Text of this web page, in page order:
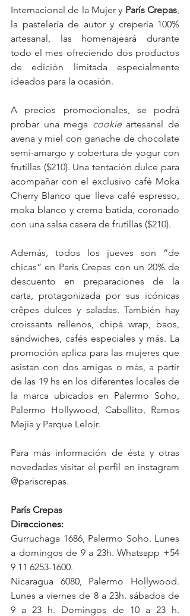
Internacional de la Mujer y París Crepas,
la pastelería de autor y crepería 100%
artesanal, las homenajeará durante
todo el mes ofreciendo dos productos
de edición limitada especialmente
ideados para la ocasión.
A precios promocionales, se podrá
probar una mega cookie artesanal de
avena y miel con ganache de chocolate
semi-amargo y cobertura de yogur con
frutillas ($210). Una tentación dulce para
acompañar con el exclusivo café Moka
Cherry Blanco que lleva café espresso,
moka blanco y crema batida, coronado
con una salsa casera de frutillas ($210).
Además, todos los jueves son “de
chicas” en París Crepas con un 20% de
descuento en preparaciones de la
carta, protagonizada por sus icónicas
crêpes dulces y saladas. También hay
croissants rellenos, chipá wrap, baos,
sándwiches, cafés especiales y más. La
promoción aplica para las mujeres que
asistan con dos amigas o más, a partir
de las 19 hs en los diferentes locales de
la marca ubicados en Palermo Soho,
Palermo Hollywood, Caballito, Ramos
Mejía y Parque Leloir.
Para más información de ésta y otras
novedades visitar el perfil en instagram
@pariscrepas.
Direcciones:
Gurruchaga 1686, Palermo Soho. Lunes
a domingos de 9 a 23h. Whatsapp +54
9 11 6253-1600.
Nicaragua 6080, Palermo Hollywood.
Lunes a viernes de 8 a 23h. sábados de
9 a 23 h. Domingos de 10 a 23 h.